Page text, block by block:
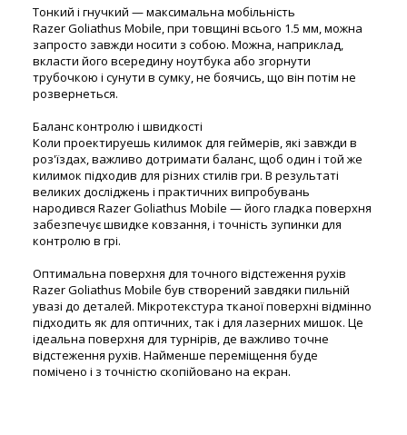
Тонкий і гнучкий — максимальна мобільність
Razer Goliathus Mobile, при товщині всього 1.5 мм, можна
запросто завжди носити з собою. Можна, наприклад,
вкласти його всередину ноутбука або згорнути
трубочкою і сунути в сумку, не боячись, що він потім не
розвернеться.
Баланс контролю і швидкості
Коли проектируешь килимок для геймерів, які завжди в
роз'їздах, важливо дотримати баланс, щоб один і той же
килимок підходив для різних стилів гри. В результаті
великих досліджень і практичних випробувань
народився Razer Goliathus Mobile — його гладка поверхня
забезпечує швидке ковзання, і точність зупинки для
контролю в грі.
Оптимальна поверхня для точного відстеження рухів
Razer Goliathus Mobile був створений завдяки пильній
увазі до деталей. Мікротекстура тканої поверхні відмінно
підходить як для оптичних, так і для лазерних мишок. Це
ідеальна поверхня для турнірів, де важливо точне
відстеження рухів. Найменше переміщення буде
помічено і з точністю скопійовано на екран.